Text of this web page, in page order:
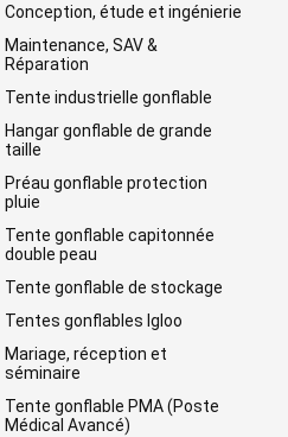
Conception, étude et ingénierie
Maintenance, SAV &
Réparation
Tente industrielle gonflable
Hangar gonflable de grande
taille
Préau gonflable protection
pluie
Tente gonflable capitonnée
double peau
Tente gonflable de stockage
Tentes gonflables Igloo
Mariage, réception et
séminaire
Tente gonflable PMA (Poste
Médical Avancé)